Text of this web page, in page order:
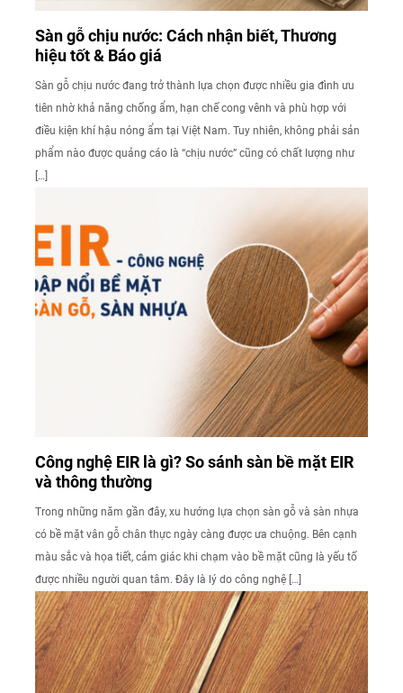
Sàn gỗ chịu nước: Cách nhận biết, Thương
hiệu tốt & Báo giá
Sàn gỗ chịu nước đang trở thành lựa chọn được nhiều gia đình ưu
tiên nhờ khả năng chống ẩm, hạn chế cong vênh và phù hợp với
điều kiện khí hậu nóng ẩm tại Việt Nam. Tuy nhiên, không phải sản
phẩm nào được quảng cáo là “chịu nước” cũng có chất lượng như
[…]
Công nghệ EIR là gì? So sánh sàn bề mặt EIR
và thông thường
Trong những năm gần đây, xu hướng lựa chọn sàn gỗ và sàn nhựa
có bề mặt vân gỗ chân thực ngày càng được ưa chuộng. Bên cạnh
màu sắc và họa tiết, cảm giác khi chạm vào bề mặt cũng là yếu tố
được nhiều người quan tâm. Đây là lý do công nghệ […]